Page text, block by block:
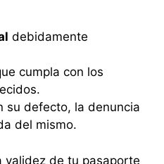
debidamente
cumpla con los
su defecto, la denuncia
del mismo.
validez de tu pasaporte